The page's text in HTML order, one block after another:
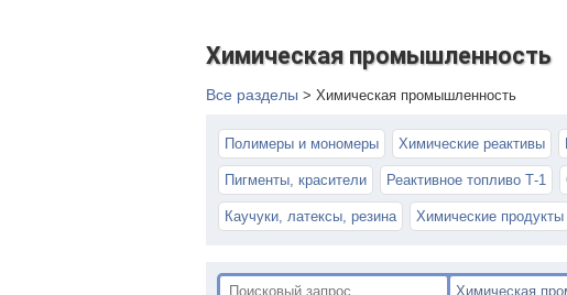
Химическая промышленность
Все разделы > Химическая промышленность
Полимеры и мономеры Химические реактивы
Пигменты, красители Реактивное топливо Т-1
Каучуки, латексы, резина Химические продукты